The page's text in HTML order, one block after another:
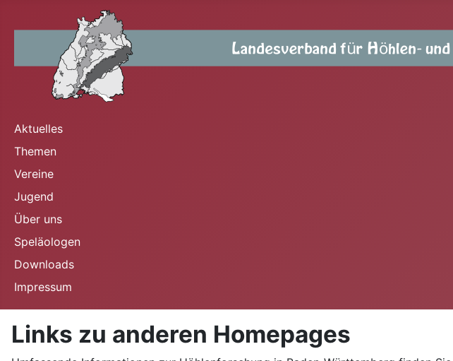
Aktuelles
Themen
Vereine
Jugend
Über uns
Speläologen
Downloads
Impressum
Links zu anderen Homepages